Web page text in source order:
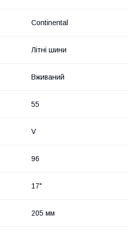
Continental
Літні шини
Вживаний
55
V
96
17"
205 мм